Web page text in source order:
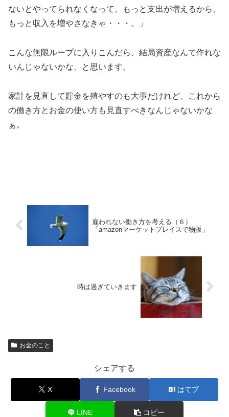
ないとやってられなくなって、もっと支出が増えるから、
もっと収入を増やさなきゃ・・・。」
こんな無限ループに入りこんだら、結局資産なんて作れな
いんじゃないかな、と思います。
家計を見直して貯金を殖やすのも大事だけれど、これから
の働き方とお金の使い方も見直すべきなんじゃないかな
ぁ。
雇われない働き方を考える（６）
「amazonマーケットプレイスで物販」
時は過ぎていきます
お金のこと
シェアする
X Facebook はてブ
LINE コピー